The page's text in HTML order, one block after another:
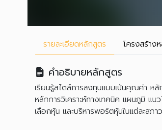
รายละเอียดหลักสูตร โครงสร้าง
คำอธิบายหลักสูตร
เรียนรู้สไตล์การลงทุนแบบเน้นคุณค่า หลั
หลักการวิเคราะห์ทางเทคนิค แผนภูมิ แ
เลือกหุ้น และบริหารพอร์ตหุ้นในแต่ละสภา